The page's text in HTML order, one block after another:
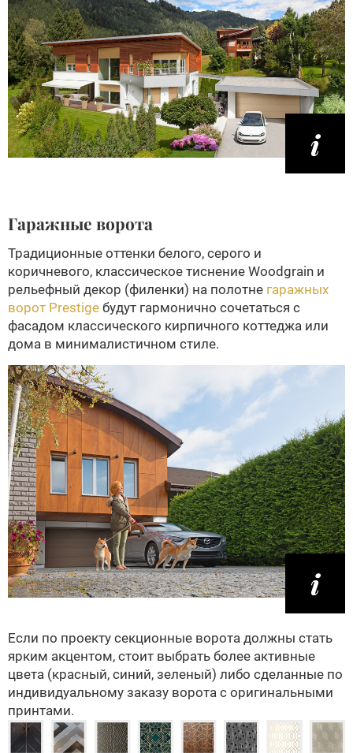
Гаражные ворота
Традиционные оттенки белого, серого и
коричневого, классическое тиснение Woodgrain и
рельефный декор (филенки) на полотне гаражных
ворот Prestige будут гармонично сочетаться с
фасадом классического кирпичного коттеджа или
дома в минималистичном стиле.
Если по проекту секционные ворота должны стать
ярким акцентом, стоит выбрать более активные
цвета (красный, синий, зеленый) либо сделанные по
индивидуальному заказу ворота с оригинальными
принтами.